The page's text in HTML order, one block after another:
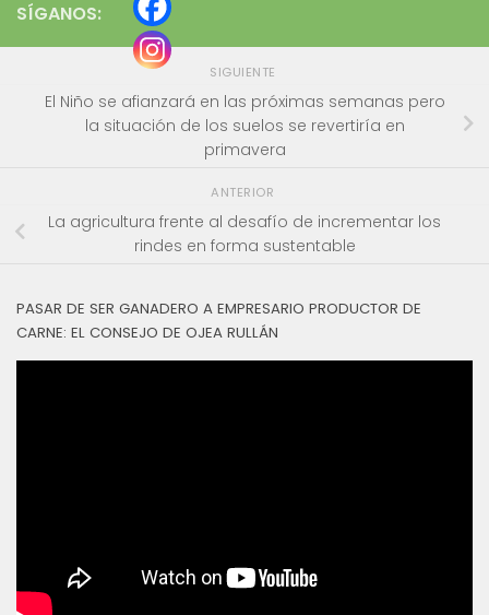
SÍGANOS:
SIGUIENTE
El Niño se afianzará en las próximas semanas pero
la situación de los suelos se revertiría en
primavera
ANTERIOR
La agricultura frente al desafío de incrementar los
rindes en forma sustentable
PASAR DE SER GANADERO A EMPRESARIO PRODUCTOR DE
CARNE: EL CONSEJO DE OJEA RULLÁN